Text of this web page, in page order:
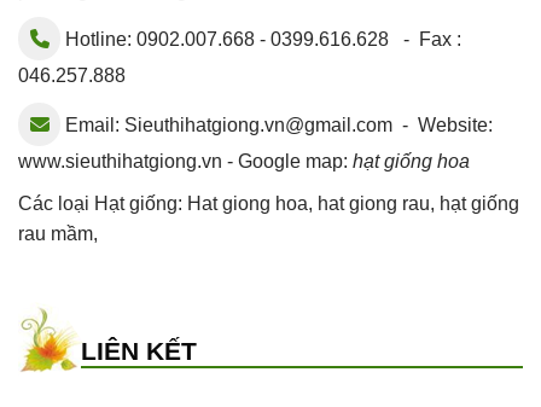
Hotline: 0902.007.668 - 0399.616.628 - Fax :
046.257.888
Email: Sieuthihatgiong.vn@gmail.com - Website:
www.sieuthihatgiong.vn - Google map: hạt giống hoa
Các loại Hạt giống: Hat giong hoa, hat giong rau, hạt giống
rau mầm,
LIÊN KẾT